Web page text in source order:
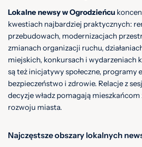
Lokalne newsy w Ogrodzieńcu
kwestiach najbardziej praktycznych:
przebudowach, modernizacjach
zmianach organizacji ruchu,
miejskich, konkursach i wydarzeniach
są też inicjatywy społeczne, programy
bezpieczeństwo i zdrowie. Relacje z
decyzje władz pomagają
rozwoju miasta.
Najczęstsze obszary lokalnych